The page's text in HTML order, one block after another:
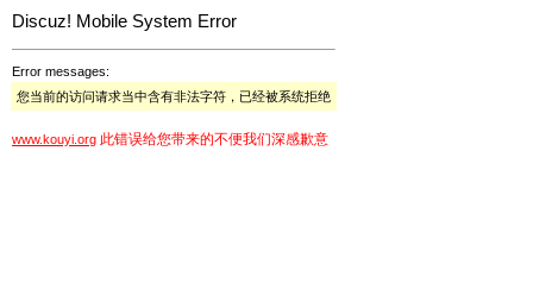
Discuz! Mobile System Error
Error messages:
您当前的访问请求当中含有非法字符，已经被系统拒绝
www.kouyi.org 此错误给您带来的不便我们深感歉意